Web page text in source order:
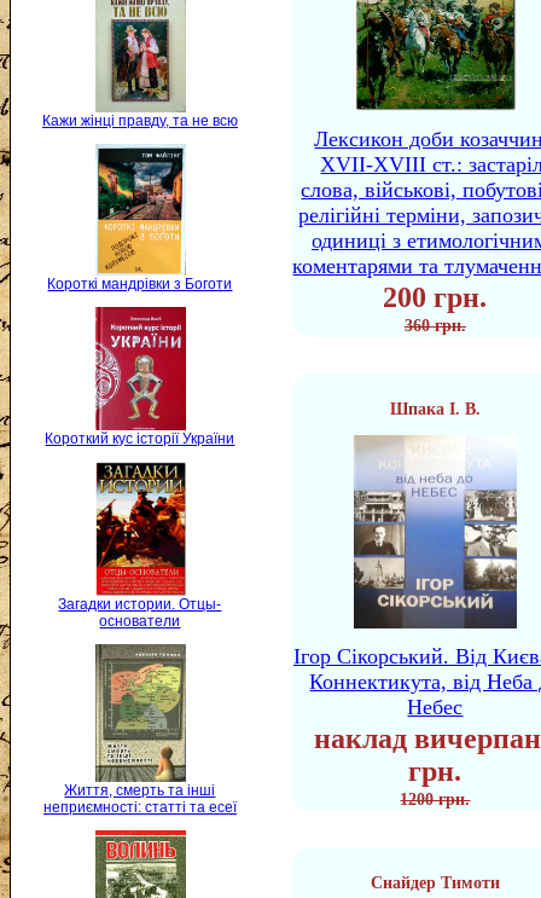
Кажи жінці правду, та не всю
Короткі мандрівки з Боготи
Короткий кус історії України
Загадки истории. Отцы-
основатели
Життя, смерть та інші
неприємності: статті та есеї
Лексикон доби
XVII-XVIII ст.:
слова, військові,
релігійні терміни,
одиниці з
коментарями та
200 грн.
360 грн.
Шпака І. В.
Ігор Сікорський. Від
Коннектикута, від Неба
Небес
наклад
грн.
1200 грн.
Снайдер Тимоти